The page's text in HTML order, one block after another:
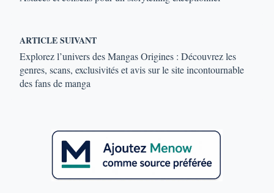
ARTICLE SUIVANT
Explorez l’univers des Mangas Origines : Découvrez les
genres, scans, exclusivités et avis sur le site incontournable
des fans de manga